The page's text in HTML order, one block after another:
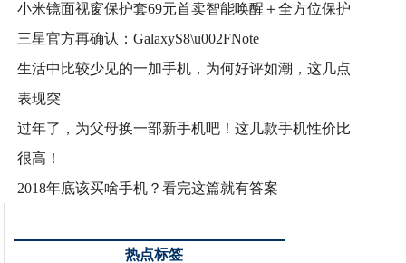
小米镜面视窗保护套69元首卖智能唤醒＋全方位保护
三星官方再确认：GalaxyS8\u002FNote
生活中比较少见的一加手机，为何好评如潮，这几点
表现突
过年了，为父母换一部新手机吧！这几款手机性价比
很高！
2018年底该买啥手机？看完这篇就有答案
热点标签